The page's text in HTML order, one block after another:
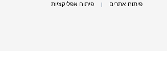
פיתוח אתרים פיתוח אפליקציות